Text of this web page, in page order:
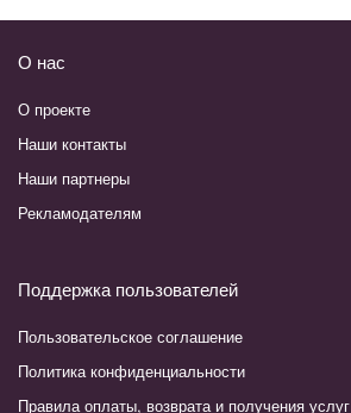
О нас
О проекте
Наши контакты
Наши партнеры
Рекламодателям
Поддержка пользователей
Пользовательское соглашение
Политика конфиденциальности
Правила оплаты, возврата и получения услуг